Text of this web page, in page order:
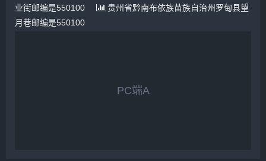
业街邮编是550100
贵州省黔南布依族苗族自治州罗甸县望
月巷邮编是550100
PC端A